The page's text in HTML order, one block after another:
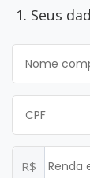
1. Seus
R$